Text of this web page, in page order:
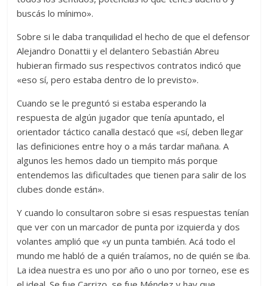
buscás lo mínimo».
Sobre si le daba tranquilidad el hecho de que el defensor
Alejandro Donattii y el delantero Sebastián Abreu
hubieran firmado sus respectivos contratos indicó que
«eso sí, pero estaba dentro de lo previsto».
Cuando se le preguntó si estaba esperando la
respuesta de algún jugador que tenía apuntado, el
orientador táctico canalla destacó que «sí, deben llegar
las definiciones entre hoy o a más tardar mañana. A
algunos les hemos dado un tiempito más porque
entendemos las dificultades que tienen para salir de los
clubes donde están».
Y cuando lo consultaron sobre si esas respuestas tenían
que ver con un marcador de punta por izquierda y dos
volantes amplió que «y un punta también. Acá todo el
mundo me habló de a quién traíamos, no de quién se iba.
La idea nuestra es uno por año o uno por torneo, ese es